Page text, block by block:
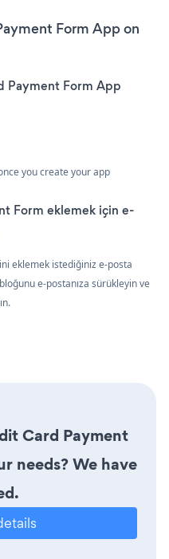
Form App on
Payment Form App
you create your app
Form eklemek için e-
eklemek istediğiniz e-posta
e-postanıza sürükleyin ve
Card Payment
needs? We have